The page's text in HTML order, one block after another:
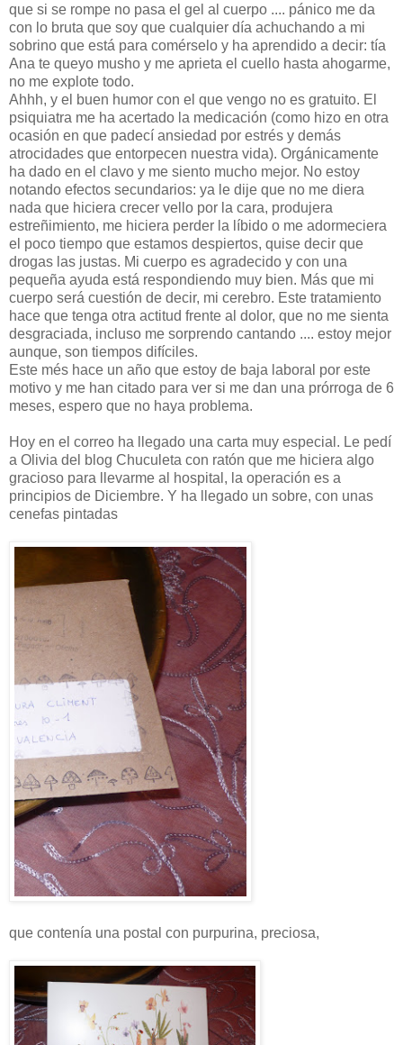
que si se rompe no pasa el gel al cuerpo .... pánico me da
con lo bruta que soy que cualquier día achuchando a mi
sobrino que está para comérselo y ha aprendido a decir: tía
Ana te queyo musho y me aprieta el cuello hasta ahogarme,
no me explote todo.
Ahhh, y el buen humor con el que vengo no es gratuito. El
psiquiatra me ha acertado la medicación (como hizo en otra
ocasión en que padecí ansiedad por estrés y demás
atrocidades que entorpecen nuestra vida). Orgánicamente
ha dado en el clavo y me siento mucho mejor. No estoy
notando efectos secundarios: ya le dije que no me diera
nada que hiciera crecer vello por la cara, produjera
estreñimiento, me hiciera perder la líbido o me adormeciera
el poco tiempo que estamos despiertos, quise decir que
drogas las justas. Mi cuerpo es agradecido y con una
pequeña ayuda está respondiendo muy bien. Más que mi
cuerpo será cuestión de decir, mi cerebro. Este tratamiento
hace que tenga otra actitud frente al dolor, que no me sienta
desgraciada, incluso me sorprendo cantando .... estoy mejor
aunque, son tiempos difíciles.
Este més hace un año que estoy de baja laboral por este
motivo y me han citado para ver si me dan una prórroga de 6
meses, espero que no haya problema.
Hoy en el correo ha llegado una carta muy especial. Le pedí
a Olivia del blog Chuculeta con ratón que me hiciera algo
gracioso para llevarme al hospital, la operación es a
principios de Diciembre. Y ha llegado un sobre, con unas
cenefas pintadas
que contenía una postal con purpurina, preciosa,